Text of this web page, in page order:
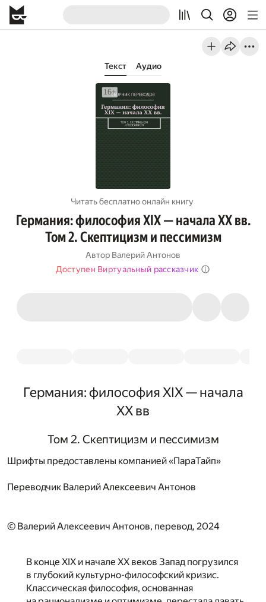
Текст Аудио
Читать бесплатно онлайн книгу
Германия: философия XIX — начала XX вв.
Том 2. Скептицизм и пессимизм
Автор Валерий Антонов
Доступен Виртуальный рассказчик
Германия: философия XIX — начала
XX вв
Том 2. Скептицизм и пессимизм
Шрифты предоставлены компанией «ПараТайп»
Переводчик Валерий Алексеевич Антонов
© Валерий Алексеевич Антонов, перевод, 2024
В конце XIX и начале XX веков Запад погрузился
в глубокий культурно-философский кризис.
Классическая философия, основанная